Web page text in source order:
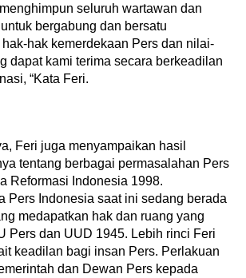
seluruh wartawan dan
bergabung dan bersatu
hak kemerdekaan Pers dan nilai-
dapat kami terima secara berkeadilan
“Kata Feri.
Feri juga menyampaikan hasil
tentang berbagai permasalahan Pers
Reformasi Indonesia 1998.
Pers Indonesia saat ini sedang berada
medapatkan hak dan ruang yang
Pers dan UUD 1945. Lebih rinci Feri
keadilan bagi insan Pers. Perlakuan
dan Dewan Pers kepada